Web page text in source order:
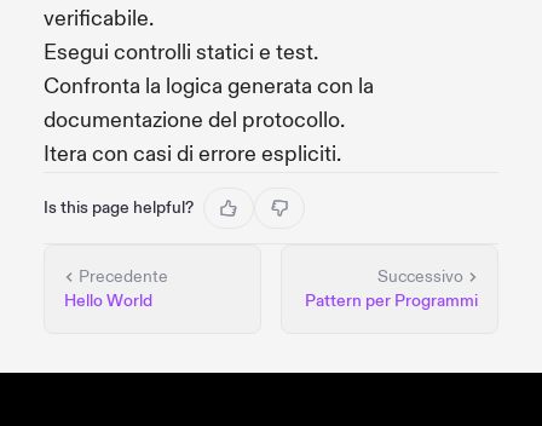
verificabile.
Esegui controlli statici e test.
Confronta la logica generata con la
documentazione del protocollo.
Itera con casi di errore espliciti.
Is this page helpful?
Precedente
Hello World
Successivo
Pattern per Programmi